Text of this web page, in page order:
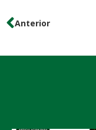
Anterior